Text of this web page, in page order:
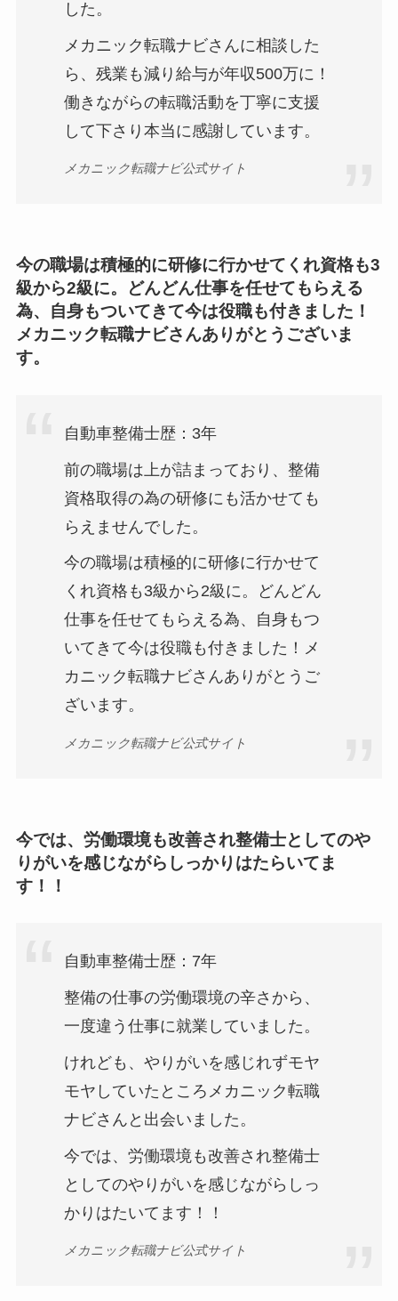
した。
メカニック転職ナビさんに相談した
ら、残業も減り給与が年収500万に！
働きながらの転職活動を丁寧に支援
して下さり本当に感謝しています。
メカニック転職ナビ公式サイト
今の職場は積極的に研修に行かせてくれ資格も3
級から2級に。どんどん仕事を任せてもらえる
為、自身もついてきて今は役職も付きました！
メカニック転職ナビさんありがとうございま
す。
自動車整備士歴：3年
前の職場は上が詰まっており、整備
資格取得の為の研修にも活かせても
らえませんでした。
今の職場は積極的に研修に行かせて
くれ資格も3級から2級に。どんどん
仕事を任せてもらえる為、自身もつ
いてきて今は役職も付きました！メ
カニック転職ナビさんありがとうご
ざいます。
メカニック転職ナビ公式サイト
今では、労働環境も改善され整備士としてのや
りがいを感じながらしっかりはたらいてま
す！！
自動車整備士歴：7年
整備の仕事の労働環境の辛さから、
一度違う仕事に就業していました。
けれども、やりがいを感じれずモヤ
モヤしていたところメカニック転職
ナビさんと出会いました。
今では、労働環境も改善され整備士
としてのやりがいを感じながらしっ
かりはたいてます！！
メカニック転職ナビ公式サイト